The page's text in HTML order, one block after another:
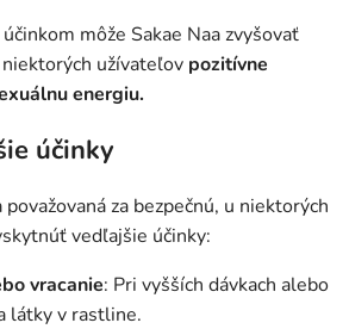
môže Sakae Naa zvyšovať
užívateľov pozitívne
energiu.
účinky
za bezpečnú, u niektorých
vedľajšie účinky:
vracanie: Pri vyšších dávkach alebo
látky v rastline.